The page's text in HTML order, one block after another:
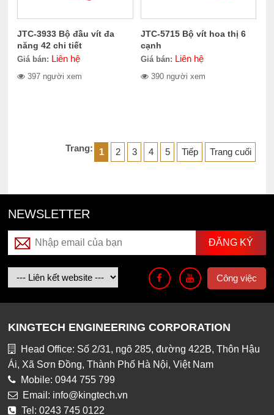
JTC-3933 Bộ đầu vít đa
năng 42 chi tiết
Giá bán: Liên hệ
397 người xem
JTC-5715 Bộ vít hoa thị 6
cạnh
Giá bán: Liên hệ
390 người xem
Trang: 1 2 3 4 5 Tiếp Trang cuối
NEWSLETTER
Công việc
KINGTECH ENGINEERING CORPORATION
Head Office: Số 2/31, ngõ 285, đường 422B, Thôn Hậu
Ái, Xã Sơn Đồng, Thành Phố Hà Nội, Việt Nam
Mobile: 0944 755 799
Email: info@kingtech.vn
Tel: 0243 745 0122